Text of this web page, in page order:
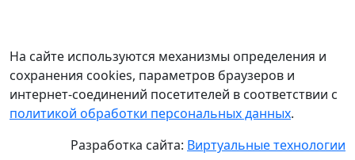
На сайте используются механизмы определения и
сохранения cookies, параметров браузеров и
интернет-соединений посетителей в соответствии с
политикой обработки персональных данных.
Разработка сайта: Виртуальные технологии